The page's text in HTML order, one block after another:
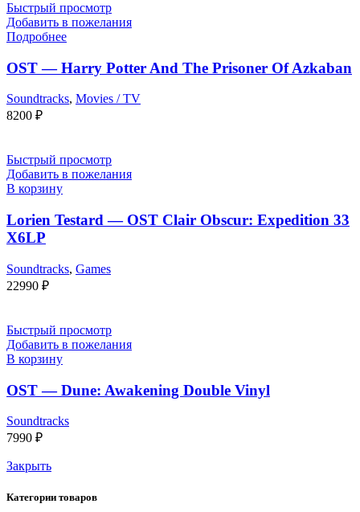
Быстрый просмотр
Добавить в пожелания
Подробнее
OST — Harry Potter And The Prisoner Of Azkaban
Soundtracks, Movies / TV
8200 ₽
Быстрый просмотр
Добавить в пожелания
В корзину
Lorien Testard — OST Clair Obscur: Expedition 33
X6LP
Soundtracks, Games
22990 ₽
Быстрый просмотр
Добавить в пожелания
В корзину
OST — Dune: Awakening Double Vinyl
Soundtracks
7990 ₽
Закрыть
Категории товаров